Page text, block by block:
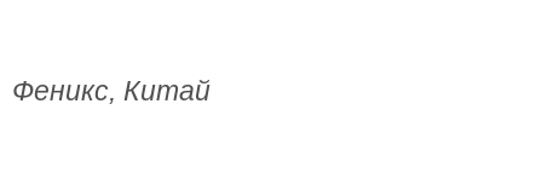
Феникс, Китай